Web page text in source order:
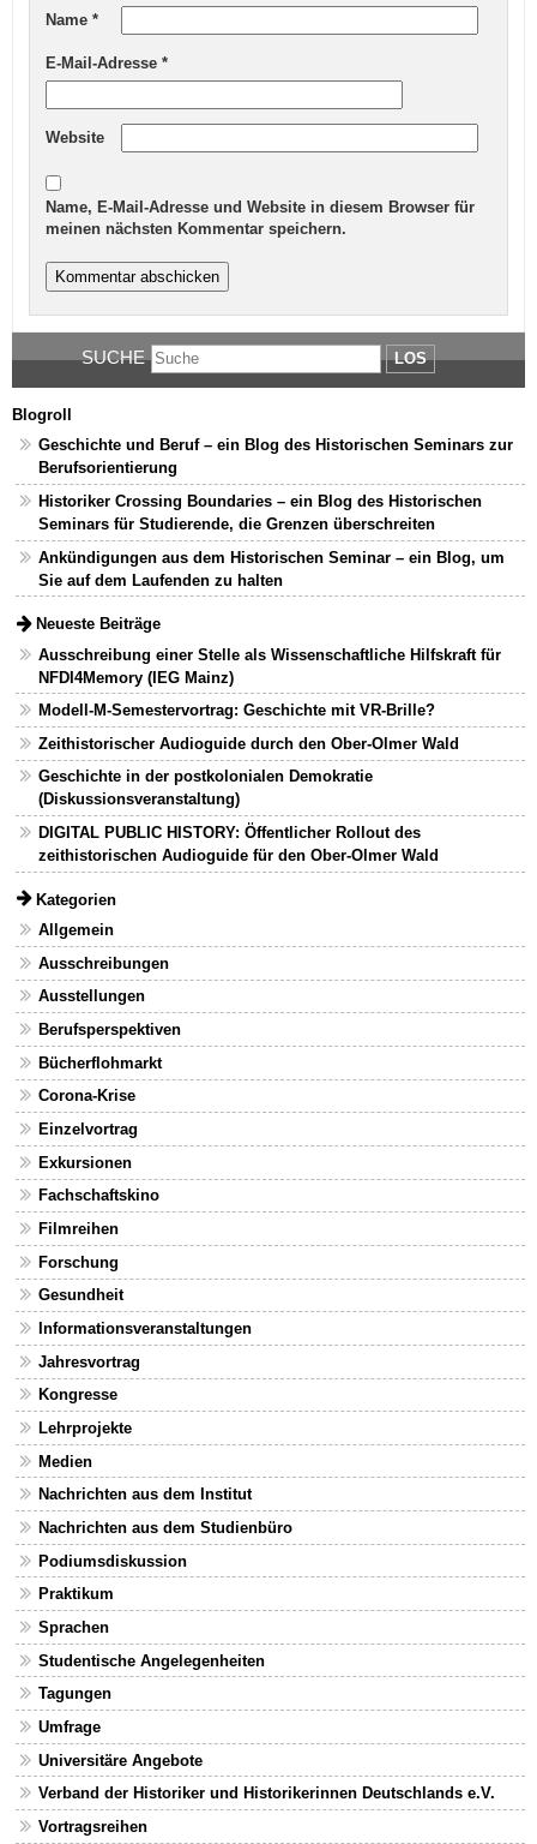
Name *
E-Mail-Adresse *
Website
Name, E-Mail-Adresse und Website in diesem Browser für
meinen nächsten Kommentar speichern.
SUCHE LOS
Blogroll
Geschichte und Beruf – ein Blog des Historischen Seminars zur
Berufsorientierung
Historiker Crossing Boundaries – ein Blog des Historischen
Seminars für Studierende, die Grenzen überschreiten
Ankündigungen aus dem Historischen Seminar – ein Blog, um
Sie auf dem Laufenden zu halten
Neueste Beiträge
Ausschreibung einer Stelle als Wissenschaftliche Hilfskraft für
NFDI4Memory (IEG Mainz)
Modell-M-Semestervortrag: Geschichte mit VR-Brille?
Zeithistorischer Audioguide durch den Ober-Olmer Wald
Geschichte in der postkolonialen Demokratie
(Diskussionsveranstaltung)
DIGITAL PUBLIC HISTORY: Öffentlicher Rollout des
zeithistorischen Audioguide für den Ober-Olmer Wald
Kategorien
Allgemein
Ausschreibungen
Ausstellungen
Berufsperspektiven
Bücherflohmarkt
Corona-Krise
Einzelvortrag
Exkursionen
Fachschaftskino
Filmreihen
Forschung
Gesundheit
Informationsveranstaltungen
Jahresvortrag
Kongresse
Lehrprojekte
Medien
Nachrichten aus dem Institut
Nachrichten aus dem Studienbüro
Podiumsdiskussion
Praktikum
Sprachen
Studentische Angelegenheiten
Tagungen
Umfrage
Universitäre Angebote
Verband der Historiker und Historikerinnen Deutschlands e.V.
Vortragsreihen